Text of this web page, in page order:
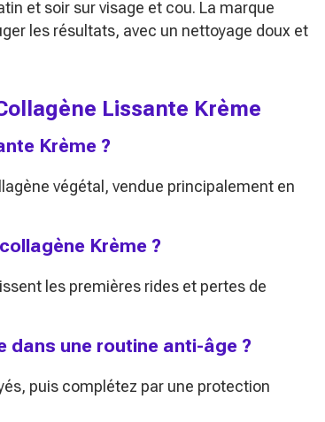
et soir sur visage et cou. La marque
les résultats, avec un nettoyage doux et
Lissante Krème
Krème ?
végétal, vendue principalement en
Krème ?
les premières rides et pertes de
dans une routine anti-âge ?
puis complétez par une protection